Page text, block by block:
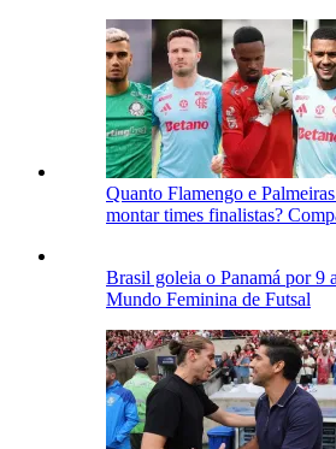
Quanto Flamengo e
montar times finalistas?
Brasil goleia o Panamá por 9
Mundo Feminina de Futsal